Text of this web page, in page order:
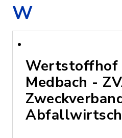
W
Wertstoffhof
Medbach -